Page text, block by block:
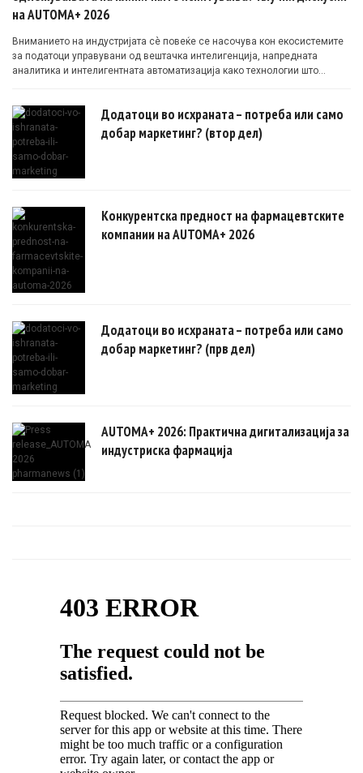
на AUTOMA+ 2026
Вниманието на индустријата сè повеќе се насочува кон екосистемите
за податоци управувани од вештачка интелигенција, напредната
аналитика и интелигентната автоматизација како технологии што
Додатоци во исхраната – потреба или само
добар маркетинг? (втор дел)
Конкурентска предност на фармацевтските
компании на AUTOMA+ 2026
Додатоци во исхраната – потреба или само
добар маркетинг? (прв дел)
AUTOMA+ 2026: Практична дигитализација за
индустриска фармација